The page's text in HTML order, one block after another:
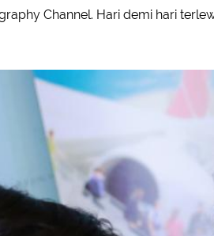
Channel. Hari demi hari